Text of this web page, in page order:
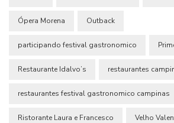
Ópera Morena Outback
participando festival gastronomico
Restaurante Idalvo’s restaurantes
restaurantes festival gastronomico campinas
Ristorante Laura e Francesco Velho